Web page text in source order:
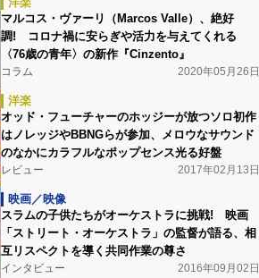
マルコス・ヴァーリ（Marcos Valle）、絶好
調! コロナ禍に安らぎや活力を与えてくれる
〈76歳の青年〉の新作『Cinzento』
コラム 2020年05月26日
洋楽
オッド・フューチャーのホッジーが放つソロ初作
はノレッジやBBNGらが参加、メロウなサウンド
のなかにカラフルなポップセンス光る好盤
レビュー 2017年02月13日
映画／映像
スラムの子供たちがオーケストラに挑戦! 映画
「ストリート・オーケストラ」の監督が語る、相
互リスペクトを導く共同作業の尊さ
インタビュー 2016年09月02日